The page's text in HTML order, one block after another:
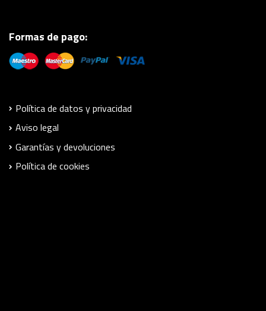
Formas de pago:
Política de datos y privacidad
Aviso legal
Garantías y devoluciones
Política de cookies